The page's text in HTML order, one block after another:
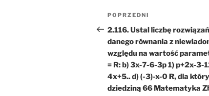
Nawigacja
wpisu
Poprzedni
wpis
POPRZEDNI
2.116. Ustal liczbę rozwiązań
danego równania z
względu na wartość
= R: b) 3x-7-6-3p 1) p+2x-3-
4x+5.. d) (-3)-x-0 R, dla
dziedziną 66 Matematyka